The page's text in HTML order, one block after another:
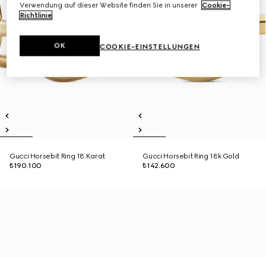
Gucci Horsebit Ring 18 Karat
₺190.100
Gucci Horsebit Ring 18k Gold
₺142.600
Verwendung auf dieser Website finden Sie in unserer Cookie-
Richtlinie.
COOKIE-EINSTELLUNGEN
OK